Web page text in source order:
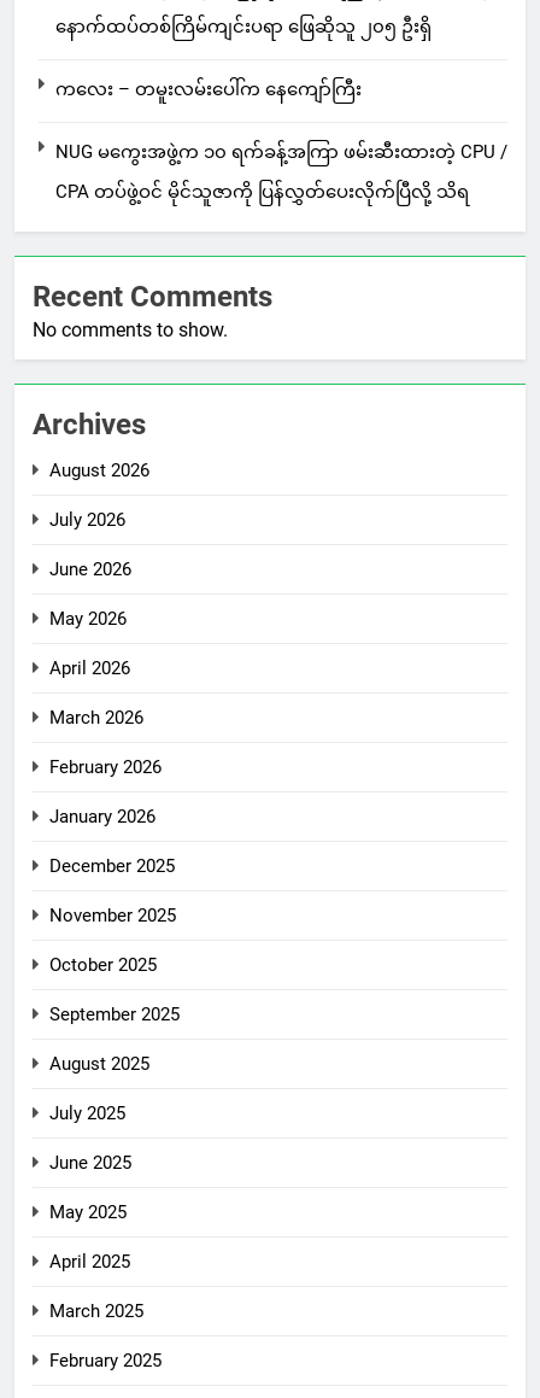
နောက်ထပ်တစ်ကြိမ်ကျင်းပရာ ဖြေဆိုသူ ၂၀၅ ဦးရှိ
ကလေး – တမူးလမ်းပေါ်က နေကျော်ကြီး
NUG မကွေးအဖွဲ့က ၁၀ ရက်ခန့်အကြာ ဖမ်းဆီးထားတဲ့ CPU /
CPA တပ်ဖွဲ့ဝင် မိုင်သူဇာကို ပြန်လွှတ်ပေးလိုက်ပြီလို့ သိရ
Recent Comments
No comments to show.
Archives
August 2026
July 2026
June 2026
May 2026
April 2026
March 2026
February 2026
January 2026
December 2025
November 2025
October 2025
September 2025
August 2025
July 2025
June 2025
May 2025
April 2025
March 2025
February 2025